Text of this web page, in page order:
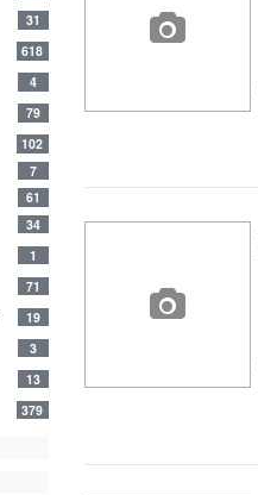
31
618
4
79
102
7
61
34
1
71
19
3
13
379